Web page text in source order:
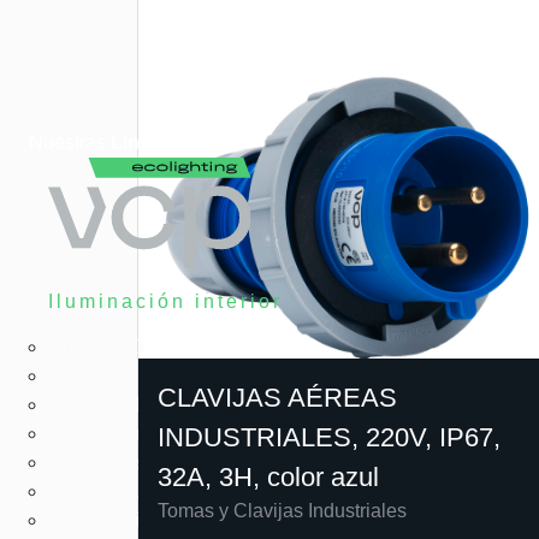
CLAVIJAS AÉREAS
INDUSTRIALES, 220V, IP67,
32A, 3H, color azul
Tomas y Clavijas Industriales
Lineas
Iluminación interior
Paneles LED
Iluminación LED arquitectónica
Herméticas LED
High Bay LED
Emergencia LED